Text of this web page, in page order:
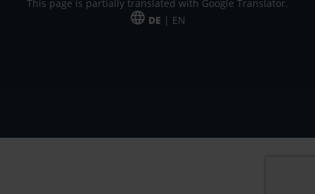
This page is partially translated with Google Translator.
DE | EN